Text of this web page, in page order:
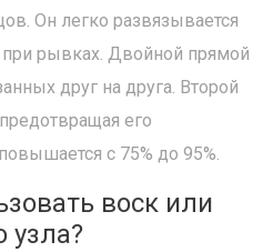
Он легко развязывается
при рывках. Двойной прямой
друг на друга. Второй
его
с 75% до 95%.
воск или
узла?